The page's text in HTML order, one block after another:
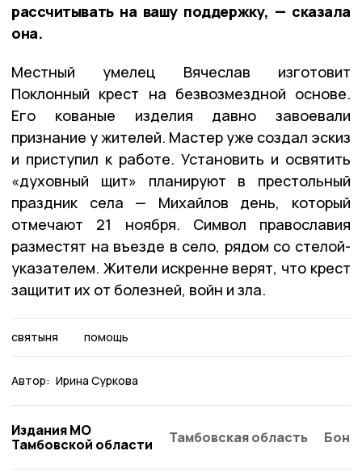
рассчитывать на вашу поддержку, — сказала
она.
Местный умелец Вячеслав изготовит
Поклонный крест на безвозмездной основе.
Его кованые изделия давно завоевали
признание у жителей. Мастер уже создал эскиз
и приступил к работе. Установить и освятить
«духовный щит» планируют в престольный
праздник села — Михайлов день, который
отмечают 21 ноября. Символ православия
разместят на въезде в село, рядом со стелой-
указателем. Жители искренне верят, что крест
защитит их от болезней, войн и зла.
святыня помощь
Автор: Ирина Суркова
Издания МО
Тамбовской области
Тамбовская область